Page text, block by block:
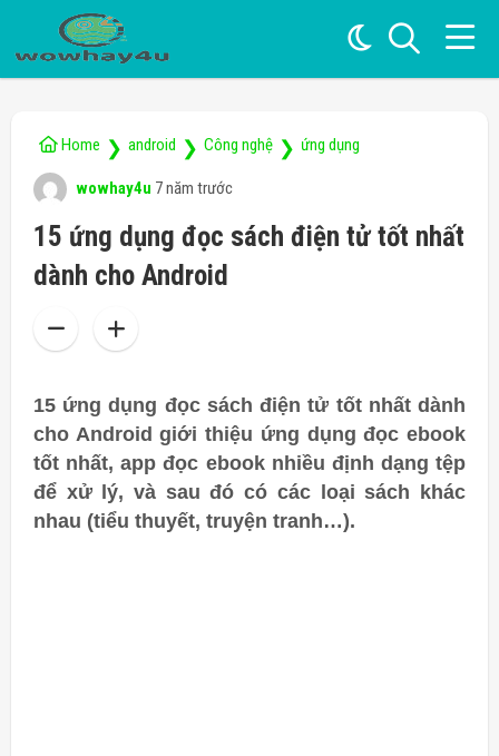
Home ❯ android ❯ Công nghệ ❯ ứng dụng
wowhay4u 7 năm trước
15 ứng dụng đọc sách điện tử tốt nhất
dành cho Android
15 ứng dụng đọc sách điện tử tốt nhất dành
cho Android giới thiệu ứng dụng đọc ebook
tốt nhất, app đọc ebook nhiều định dạng tệp
để xử lý, và sau đó có các loại sách khác
nhau (tiểu thuyết, truyện tranh…).